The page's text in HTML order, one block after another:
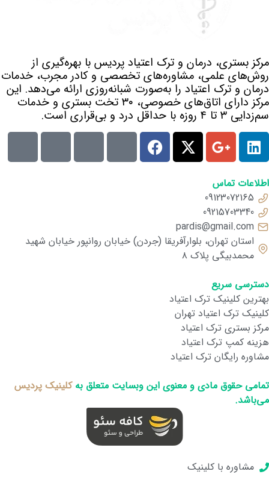
مرکز بستری، درمان و ترک اعتیاد پردیس با بهره‌گیری از
روش‌های علمی، مشاوره‌های تخصصی و کادر مجرب، خدمات
درمان و ترک اعتیاد را به‌صورت شبانه‌روزی ارائه می‌دهد. این
مرکز دارای اتاق‌های خصوصی، ۳۰ تخت بستری و خدمات
سم‌زدایی ۳ تا ۴ روزه با حداقل درد و بی‌قراری است.
اطلاعات تماس
09123072165
09215703340
pardis@gmail.com
استان تهران، بلوارآفریقا (جردن) خیابان روانپور خیابان شهید
محمدبیگی پلاک ۸
دسترسی سریع
بهترین کلینیک ترک اعتیاد
کلینیک ترک اعتیاد تهران
مرکز بستری ترک اعتیاد
هزینه کمپ ترک اعتیاد
مشاوره رایگان ترک اعتیاد
تمامی حقوق مادی و معنوی این وبسایت متعلق بهکلینیک پردیس
می‌باشد.
مشاوره با کلینیک